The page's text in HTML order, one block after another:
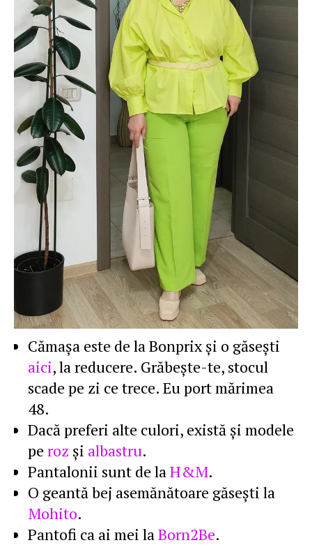
Cămaşa este de la Bonprix şi o găseşti
aici, la reducere. Grăbeşte-te, stocul
scade pe zi ce trece. Eu port mărimea
48.
Dacă preferi alte culori, există şi modele
pe roz şi albastru.
Pantalonii sunt de laH&M.
O geantă bej asemănătoare găseşti la
Mohito.
Pantofi ca ai mei laBorn2Be.